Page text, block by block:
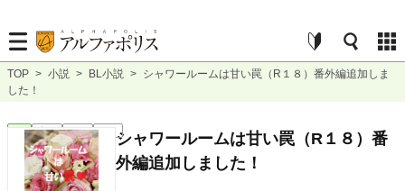
TOP > 小説 > BL小説 > シャワールームは甘い罠（R１８）番外編追加しま
した！
BL 完結 長編
シャワールームは甘い罠（R１８）番
外編追加しました！